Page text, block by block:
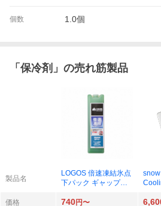
個数 1.0個
「 保冷剤 」の売れ筋製品
製品名
LOGOS 倍速凍結氷点
下パック ギャップバ
ト
価格
740円〜